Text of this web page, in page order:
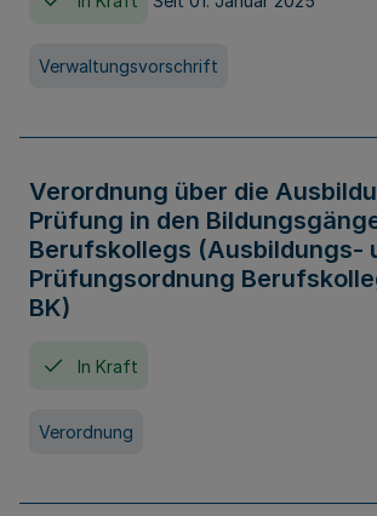
Verwaltungsvorschrift
Verordnung über die
Prüfung in den
Berufskollegs (Ausbildungs-
Prüfungsordnung
BK)
In Kraft
Verordnung